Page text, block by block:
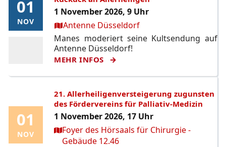
01
NOV
01
NOV
1 November 2026, 9 Uhr
Ort:Antenne Düsseldorf
Manes moderiert seine Kultsendung auf
Antenne Düsseldorf!
MEHR INFOS
01
NOV
01
NOV
21. Allerheiligenversteigerung zugunsten
des Fördervereins für Palliativ-Medizin
1 November 2026, 17 Uhr
Ort:Foyer des Hörsaals für Chirurgie -
Gebäude 12.46